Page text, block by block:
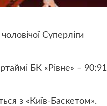
Суперліги
БК «Рівне» – 90:91
з «Київ-Баскетом».